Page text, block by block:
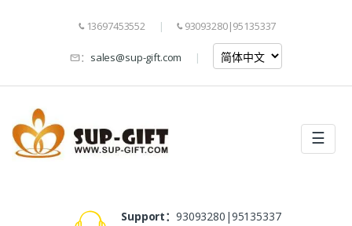
13697453552 93093280|95135337
： sales@sup-gift.com
☰
Support： 93093280|95135337